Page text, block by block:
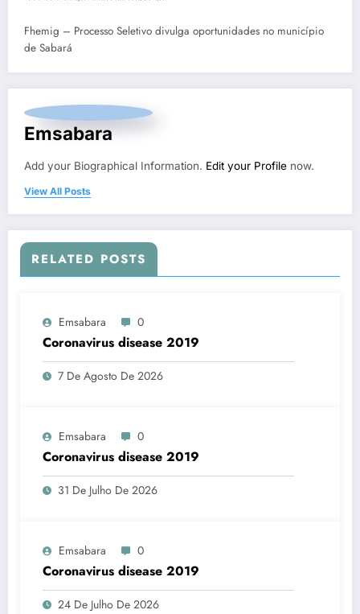
Fhemig – Processo Seletivo divulga oportunidades no município
de Sabará
Emsabara
Add your Biographical Information. Edit your Profile now.
View All Posts
RELATED POSTS
Emsabara 0
Coronavirus disease 2019
7 De Agosto De 2026
Emsabara 0
Coronavirus disease 2019
31 De Julho De 2026
Emsabara 0
Coronavirus disease 2019
24 De Julho De 2026